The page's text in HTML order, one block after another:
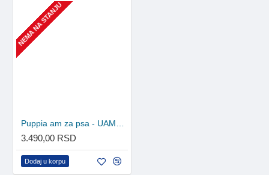
NEMA NA STANJU
3.490,00 RSD
Dodaj u korpu